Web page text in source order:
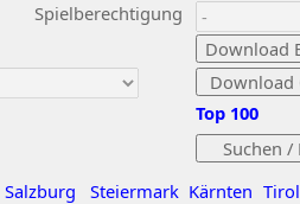
Spielberechtigung
Salzburg Steiermark Kärnten Tirol
Top 100